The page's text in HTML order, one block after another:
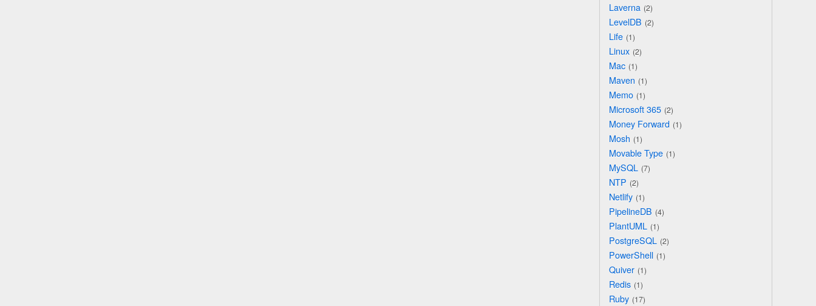
Laverna 2
LevelDB 2
Life 1
Linux 2
Mac 1
Maven 1
Memo 1
Microsoft 365 2
Money Forward 1
Mosh 1
Movable Type 1
MySQL 7
NTP 2
Netlify 1
PipelineDB 4
PlantUML 1
PostgreSQL 2
PowerShell 1
Quiver 1
Redis 1
Ruby 17